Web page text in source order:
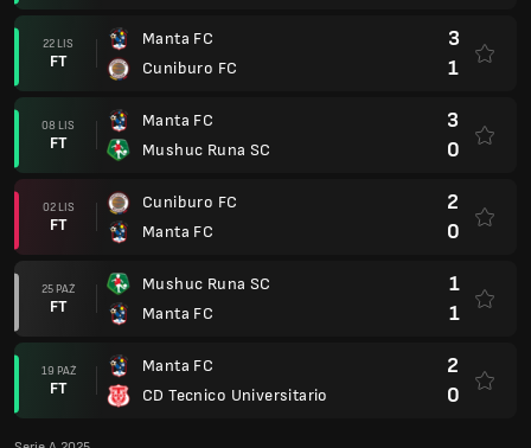
22 LIS
FT
Manta FC
Cuniburo FC
3
1
08 LIS
FT
Manta FC
Mushuc Runa SC
3
0
02 LIS
FT
Cuniburo FC
Manta FC
2
0
25 PAŹ
FT
Mushuc Runa SC
Manta FC
1
1
19 PAŹ
FT
Manta FC
CD Tecnico Universitario
2
0